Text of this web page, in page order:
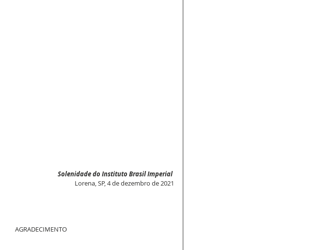
Solenidade do Instituto Brasil Imperial
Lorena, SP, 4 de dezembro de 2021
AGRADECIMENTO